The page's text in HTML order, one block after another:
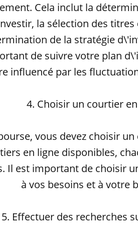
Cela inclut la
la sélection des
de la stratégie
de suivre votre plan
influencé par les
4. Choisir un courtier
vous devez choisir
en ligne disponibles,
Il est important de choisir
à vos besoins et à votre
5. Effectuer des recherches